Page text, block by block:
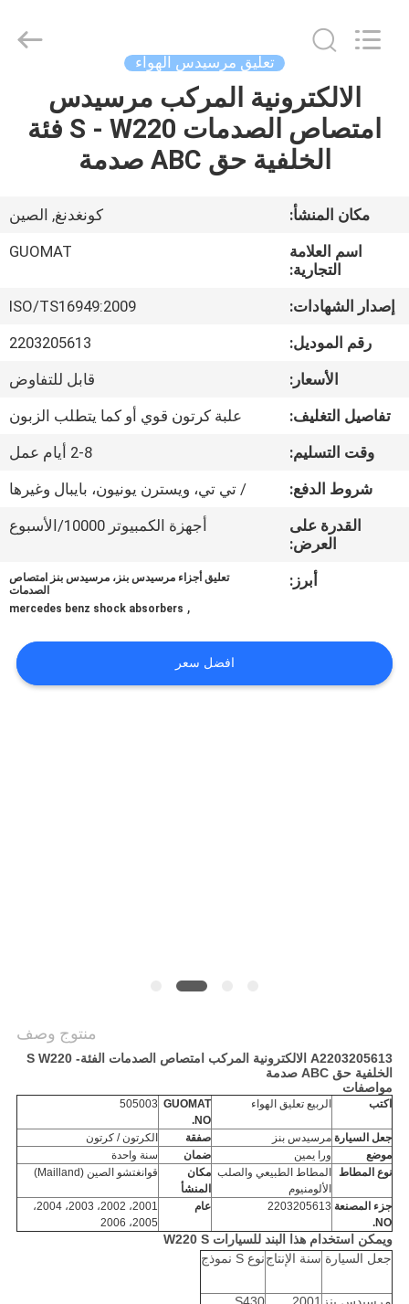
الصفحة
الرئيسية
معلومات
جولة
مراقبة
الجودة
اطلب
اقتباس
تعليق مرسيدس الهواء
الالكترونية المركب مرسيدس
امتصاص الصدمات S - W220 فئة
الخلفية حق ABC صدمة
مكان المنشأ:
كونغدنغ, الصين
اسم العلامة
التجارية:
GUOMAT
إصدار الشهادات:
ISO/TS16949:2009
رقم الموديل:
2203205613
الأسعار:
قابل للتفاوض
تفاصيل التغليف:
علبة كرتون قوي أو كما يتطلب الزبون
وقت التسليم:
2-8 أيام عمل
شروط الدفع:
/ تي تي، ويسترن يونيون، بايبال وغيرها
القدرة على
العرض:
أجهزة الكمبيوتر 10000/الأسبوع
أبرز:
تعليق أجزاء مرسيدس بنز، مرسيدس بنز امتصاص
الصدمات
,
mercedes benz shock absorbers
افضل سعر
منتوج وصف
A2203205613 الالكترونية المركب امتصاص الصدمات الفئة- S W220
الخلفية حق ABC صدمة
مواصفات
اكتب الربيع تعليق الهواء
GUOMAT
NO.
505003
جعل السيارة مرسيدس بنز صفقة
الكرتون / كرتون
موضع
ورا يمين ضمان
سنة واحدة
نوع المطاط
المطاط الطبيعي والصلب
الألومنيوم
مكان
المنشأ
قوانغتشو الصين (Mailland)
جزء المصنعة
NO.
2203205613 عام
2001، 2002، 2003، 2004،
2005، 2006
ويمكن استخدام هذا البند للسيارات W220 S
جعل السيارة سنة الإنتاجنوع S نموذج